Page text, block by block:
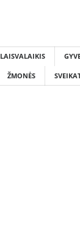
LAISVALAIKIS
ŽMONĖS